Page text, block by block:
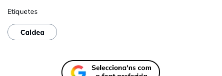
Etiquetes
Caldea